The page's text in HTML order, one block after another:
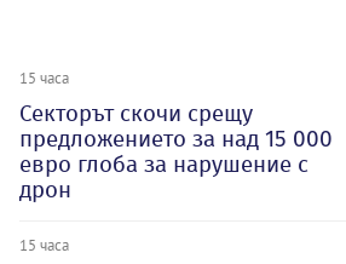
15 часа
Секторът скочи срещу
предложението за над 15 000
евро глоба за нарушение с
дрон
15 часа